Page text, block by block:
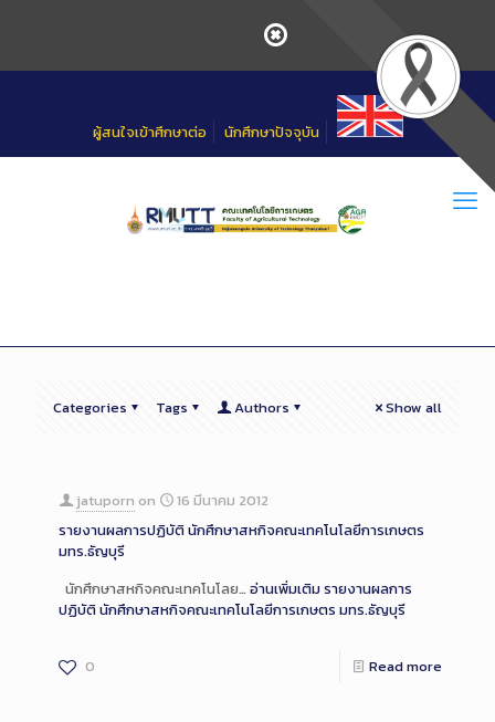
ผู้สนใจเข้าศึกษาต่อ นักศึกษาปัจจุบัน
Categories Tags Authors Show all
jatuporn on
16 มีนาคม 2012
รายงานผลการปฏิบัติ นักศึกษาสหกิจคณะเทคโนโลยีการเกษตร
มทร.ธัญบุรี
นักศึกษาสหกิจคณะเทคโนโลย… อ่านเพิ่มเติมรายงานผลการ
ปฏิบัติ นักศึกษาสหกิจคณะเทคโนโลยีการเกษตร มทร.ธัญบุรี
0 Read more